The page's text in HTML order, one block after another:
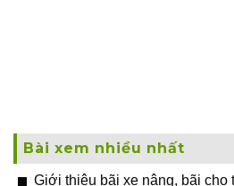
Bài xem nhiều nhất
Giới thiệu bãi xe nâng, bãi cho